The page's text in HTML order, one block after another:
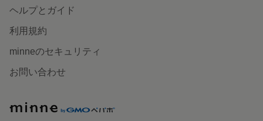
ヘルプとガイド
利用規約
minneのセキュリティ
お問い合わせ